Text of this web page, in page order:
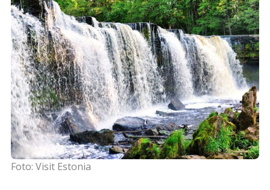
Foto: Visit Estonia